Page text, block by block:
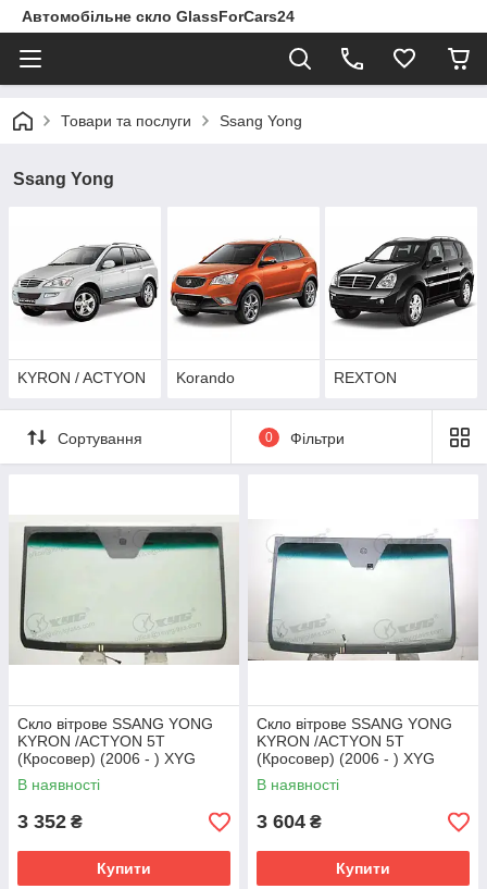
Автомобільне скло GlassForCars24
Товари та послуги Ssang Yong
Ssang Yong
KYRON / ACTYON Korando REXTON
Сортування 0 Фільтри
Скло вітрове SSANG YONG
KYRON /ACTYON 5T
(Кросовер) (2006 - ) XYG
В наявності
3 352 ₴
Купити
Скло вітрове SSANG YONG
KYRON /ACTYON 5T
(Кросовер) (2006 - ) XYG
В наявності
3 604 ₴
Купити